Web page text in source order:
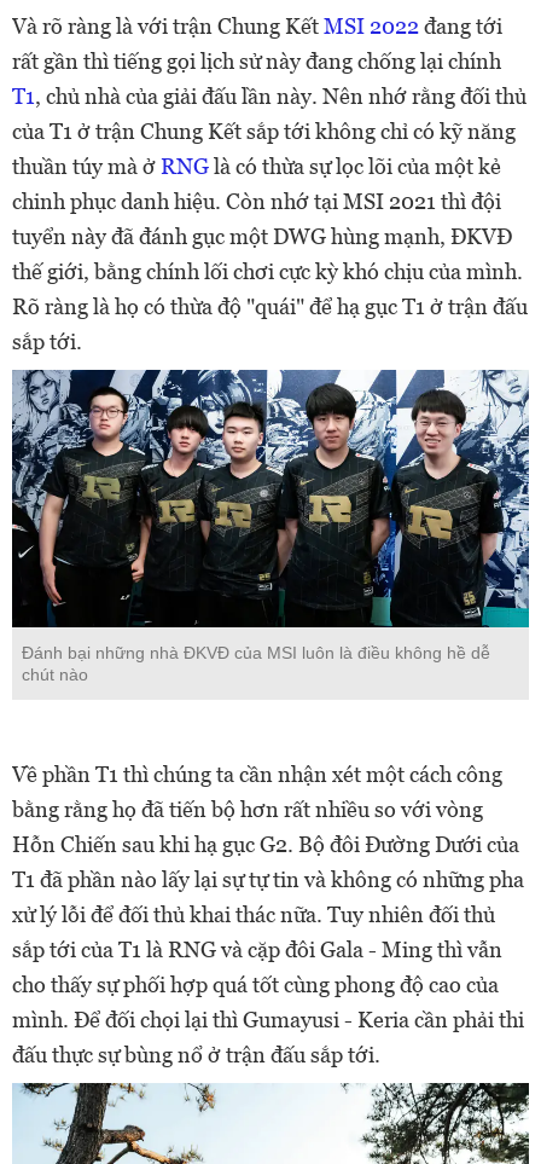
Và rõ ràng là với trận Chung KếtMSI 2022đang tới
rất gần thì tiếng gọi lịch sử này đang chống lại chính
T1, chủ nhà của giải đấu lần này. Nên nhớ rằng đối thủ
của T1 ở trận Chung Kết sắp tới không chỉ có kỹ năng
thuần túy mà ởRNGlà có thừa sự lọc lõi của một kẻ
chinh phục danh hiệu. Còn nhớ tại MSI 2021 thì đội
tuyển này đã đánh gục một DWG hùng mạnh, ĐKVĐ
thế giới, bằng chính lối chơi cực kỳ khó chịu của mình.
Rõ ràng là họ có thừa độ "quái" để hạ gục T1 ở trận đấu
sắp tới.
Đánh bại những nhà ĐKVĐ của MSI luôn là điều không hề dễ
chút nào
Về phần T1 thì chúng ta cần nhận xét một cách công
bằng rằng họ đã tiến bộ hơn rất nhiều so với vòng
Hỗn Chiến sau khi hạ gục G2. Bộ đôi Đường Dưới của
T1 đã phần nào lấy lại sự tự tin và không có những pha
xử lý lỗi để đối thủ khai thác nữa. Tuy nhiên đối thủ
sắp tới của T1 là RNG và cặp đôi Gala - Ming thì vẫn
cho thấy sự phối hợp quá tốt cùng phong độ cao của
mình. Để đối chọi lại thì Gumayusi - Keria cần phải thi
đấu thực sự bùng nổ ở trận đấu sắp tới.